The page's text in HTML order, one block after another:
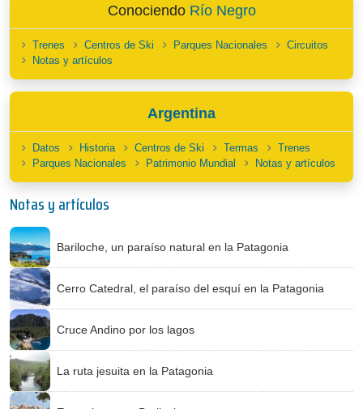
Conociendo Río Negro
Trenes Centros de Ski Parques Nacionales
Circuitos
Notas y artículos
Argentina
Datos Historia Centros de Ski Termas
Trenes
Parques Nacionales
Patrimonio Mundial Notas y artículos
Notas y artículos
Bariloche, un paraíso natural en la Patagonia
Cerro Catedral, el paraíso del esquí en la Patagonia
Cruce Andino por los lagos
La ruta jesuita en la Patagonia